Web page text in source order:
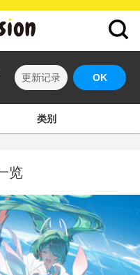
更新记录 OK
类别
览